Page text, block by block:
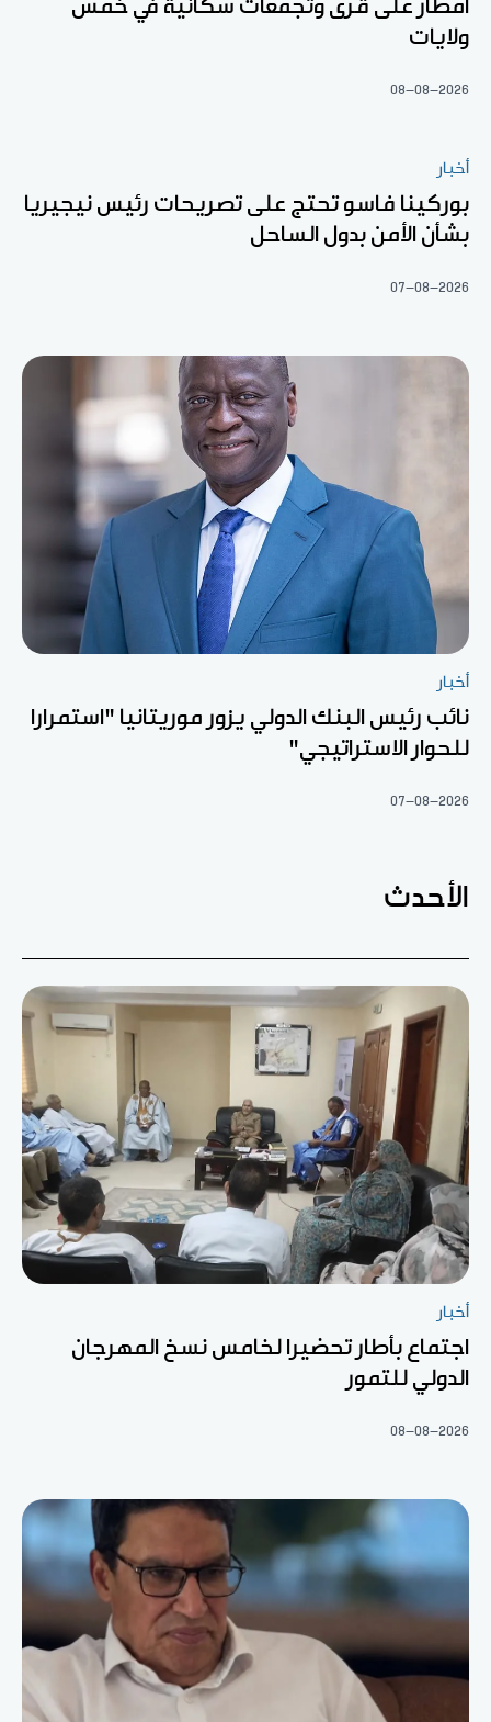
أمطار على قرى وتجمعات سكانية في خمس
ولايات
08-08-2026
أخبار
بوركينا فاسو تحتج على تصريحات رئيس نيجيريا
بشأن الأمن بدول الساحل
07-08-2026
أخبار
نائب رئيس البنك الدولي يزور موريتانيا "استمرارا
للحوار الاستراتيجي"
07-08-2026
الأحدث
أخبار
اجتماع بأطار تحضيرا لخامس نسخ المهرجان
الدولي للتمور
08-08-2026